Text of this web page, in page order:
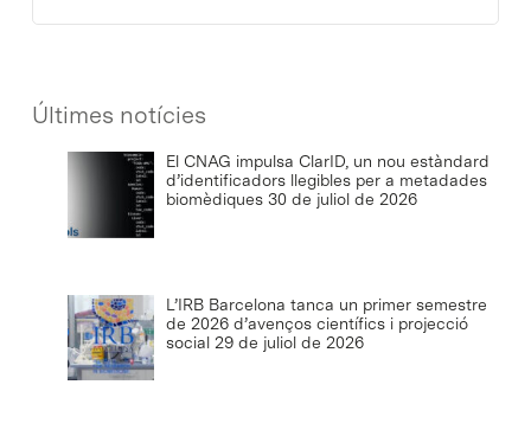
Últimes notícies
El CNAG impulsa ClarID, un nou estàndard
d’identificadors llegibles per a metadades
biomèdiques 30 de juliol de 2026
L’IRB Barcelona tanca un primer semestre
de 2026 d’avenços científics i projecció
social 29 de juliol de 2026